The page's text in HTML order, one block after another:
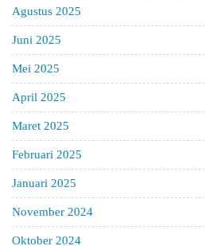
Agustus 2025
Juni 2025
Mei 2025
April 2025
Maret 2025
Februari 2025
Januari 2025
November 2024
Oktober 2024